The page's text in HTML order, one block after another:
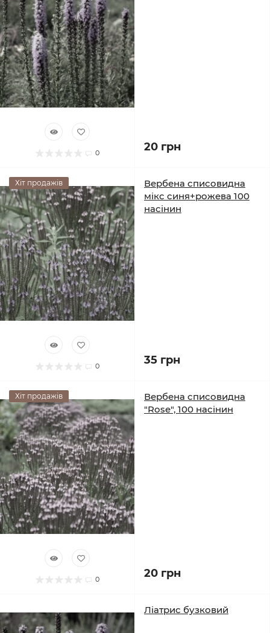
0 20 грн
Хіт продажів
0
Вербена списовидна
мікс синя+рожева 100
насінин
35 грн
Хіт продажів
0
Вербена списовидна
"Rose", 100 насінин
20 грн
Ліатрис бузковий